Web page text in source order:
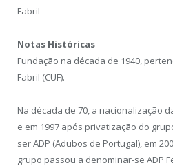
Fabril
Notas Históricas
Fundação na década de 1940,
Fabril (CUF).
Na década de 70, a nacionalização
e em 1997 após privatização do
ser ADP (Adubos de Portugal), em
grupo passou a denominar-se ADP